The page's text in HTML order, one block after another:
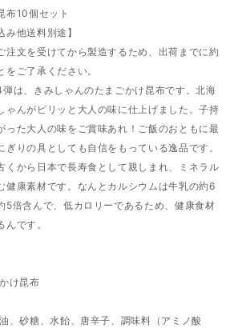
布10個セット
み他送料別途】
注文を受けてから製造するため、出荷までに約
をご了承ください。
は、きみしゃんのたまごかけ昆布です。北海
ゃんがピリッと大人の味に仕上げました。子持
った大人の味をご賞味あれ！ご飯のおともに最
ぎりの具としても自信をもっている逸品です。
くから日本で長寿食として親しまれ、ミネラル
健康素材です。なんとカルシウムは牛乳の約6
5倍含んで、低カロリーであるため、健康食材
です。
け昆布
、砂糖、水飴、唐辛子、調味料（アミノ酸